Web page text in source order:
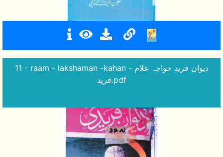
11 - raam - lakshaman -kahan - دیوان فرید خواجہ غلام
فرید.pdf